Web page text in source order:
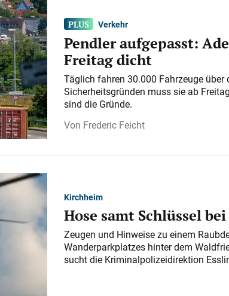
Verkehr
Pendler aufgepasst:
Freitag dicht
Täglich fahren 30.000 Fahrzeuge über
Sicherheitsgründen muss sie ab
sind die Gründe.
Frederic Feicht
Kirchheim
Hose samt Schlüssel
Zeugen und Hinweise zu einem
Wanderparkplatzes hinter dem
sucht die Kriminalpolizeidirektion